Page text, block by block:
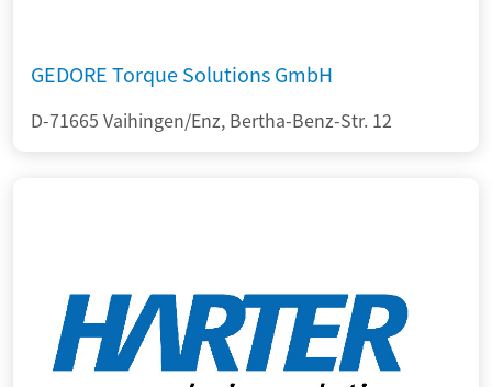
GEDORE Torque Solutions GmbH
D-71665 Vaihingen/Enz, Bertha-Benz-Str. 12